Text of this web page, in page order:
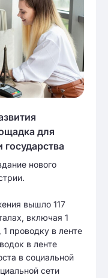
для
нового
вышло 117
включая 1
проводку в ленте
в ленте
в социальной
сети